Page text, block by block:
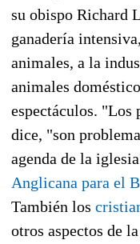
su obispo Richard
ganadería
animales, a la
animales
espectáculos. "Los
dice, "son
agenda de la
Anglicana para el
También los
otros aspectos de